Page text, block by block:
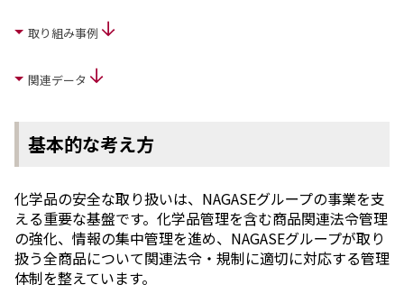
2018年
2016年
2014年
事業案内
スペシャリティケミカル事業部
ポリマーグローバルアカウント事業部
エレクトロニクス事業部
先進機能材料事業部
モビリティソリューションズ事業部
取り組み事例
関連データ
基本的な考え方
化学品の安全な取り扱いは、NAGASEグループの事業を支
える重要な基盤です。化学品管理を含む商品関連法令管理
の強化、情報の集中管理を進め、NAGASEグループが取り
扱う全商品について関連法令・規制に適切に対応する管理
体制を整えています。